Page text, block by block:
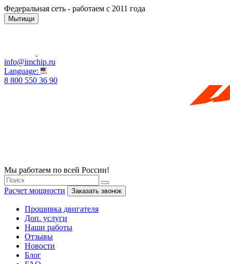
Федеральная сеть - работаем с 2011 года
Мытищи
info@imchip.ru
Language:
8 800 550 36 90
Мы работаем по всей России!
Расчет мощности Заказать звонок
Прошивка двигателя
Доп. услуги
Наши работы
Отзывы
Новости
Блог